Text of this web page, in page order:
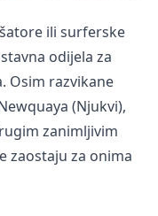
ili surferske
odijela za
Osim razvikane
(Njukvi),
zanimljivim
zaostaju za onima